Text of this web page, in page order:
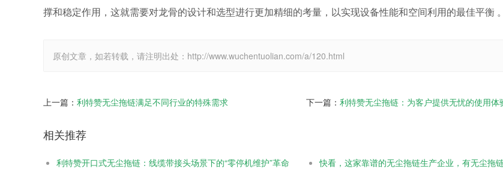
撑和稳定作用，这就需要对龙骨的设计和选型进行更加精细的考量，以实现设备性能和空间利用的最佳平衡 。
原创文章，如若转载，请注明出处：http://www.wuchentuolian.com/a/120.html
上一篇： 利特赞无尘拖链满足不同行业的特殊需求 下一篇： 利特赞无尘拖链：为客户提供无忧的使用体
相关推荐
利特赞开口式无尘拖链：线缆带接头场景下的“零停机维护”革命